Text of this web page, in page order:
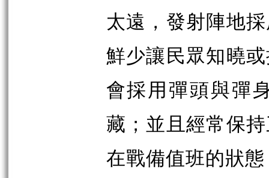
太遠，發射陣地
鮮少讓民眾知曉
會採用彈頭與彈
藏；並且經常保
在戰備值班的狀